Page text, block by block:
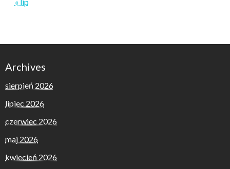
Archives
sierpień 2026
lipiec 2026
czerwiec 2026
maj 2026
kwiecień 2026